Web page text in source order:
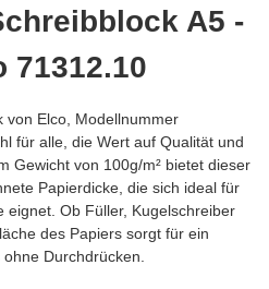
A5 -
71312.10
von Elco, Modellnummer
für alle, die Wert auf Qualität und
Gewicht von 100g/m² bietet dieser
Papierdicke, die sich ideal für
eignet. Ob Füller, Kugelschreiber
des Papiers sorgt für ein
Durchdrücken.